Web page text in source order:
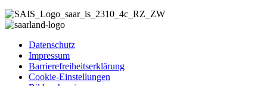
Datenschutz
Impressum
Barrierefreiheitserklärung
Cookie-Einstellungen